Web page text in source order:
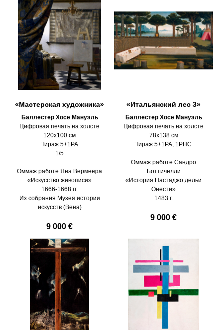
«Мастерская художника»
Баллестер Хосе Мануэль
Цифровая печать на холсте
120х100 см
Тираж 5+1PA
1/5
Оммаж работе Яна Вермеера
«Искусство живописи»
1666-1668 гг.
Из собрания Музея истории
искусств (Вена)
9 000 €
«Итальянский лес 3»
Баллестер Хосе Мануэль
Цифровая печать на холсте
78х138 см
Тираж 5+1PA, 1PHC
Оммаж работе Сандро
Боттичелли
«История Настаджо дельи
Онести»
1483 г.
9 000 €